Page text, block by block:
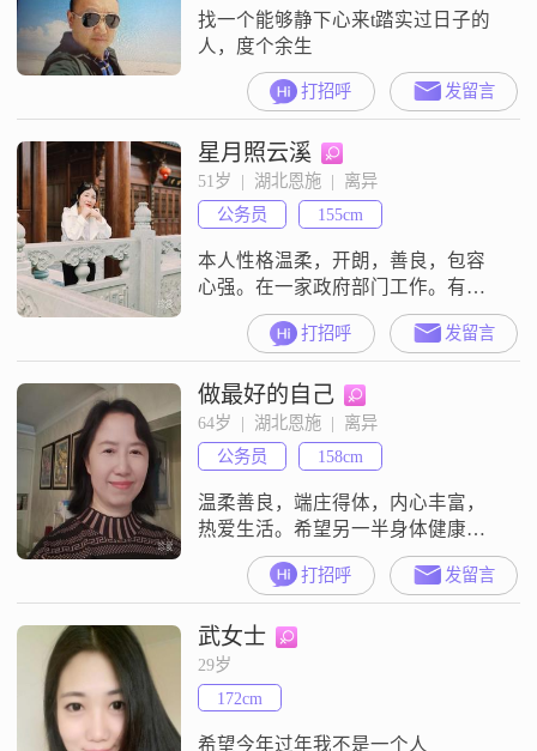
找一个能够静下心来t踏实过日子的
人，度个余生
打招呼 发留言
星月照云溪
51岁  |  湖北恩施  |  离异
公务员
155cm
本人性格温柔，开朗，善良，包容
心强。在一家政府部门工作。有一
个女儿，大学毕业。没有负担，父
母去世多年，本人大学毕业。择偶
标准，男方年纪在55岁之内，身高1
米7以上，大学以上学历，性格好，
身体健康，人品好，善良 情绪稳
定，有担当 有责任心，不自私，没
有负担，经济条件好 对方最好是女
孩，丧偶。，真心陪伴我走过后半
生的男士。
打招呼 发留言
做最好的自己
64岁  |  湖北恩施  |  离异
公务员
158cm
温柔善良，端庄得体，内心丰富，
热爱生活。希望另一半身体健康，
包容理解，尊重伴侣，性格平和，
有格调，有担当，能好好说话。
打招呼 发留言
武女士
29岁
172cm
希望今年过年我不是一个人